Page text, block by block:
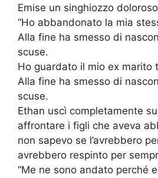
Emise un singhiozzo
“Ho abbandonato la mia
Alla fine ha smesso di
scuse.
Ho guardato il mio ex marito
Alla fine ha smesso di
scuse.
Ethan uscì completamente
affrontare i figli che aveva
non sapevo se l’avrebbero
avrebbero respinto per
“Me ne sono andato perché